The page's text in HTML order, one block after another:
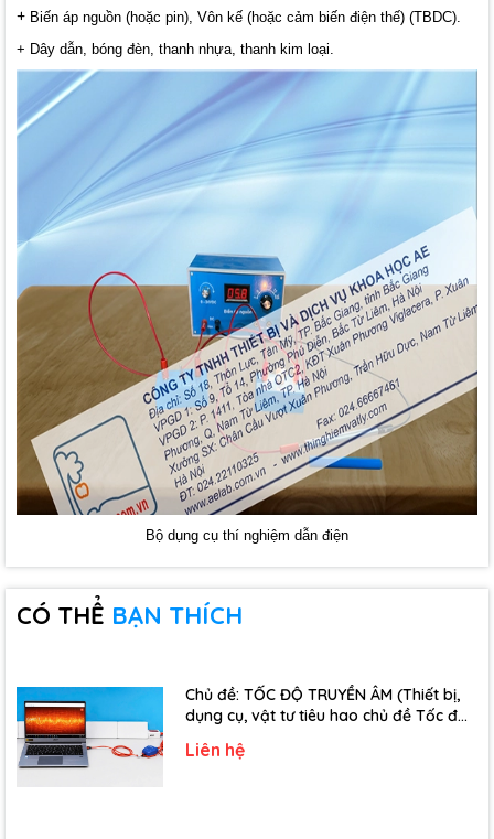
+ Biến áp nguồn (hoặc pin), Vôn kế (hoặc cảm biến điện thế) (TBDC).
+ Dây dẫn, bóng đèn, thanh nhựa, thanh kim loại.
Bộ dụng cụ thí nghiệm dẫn điện
CÓ THỂ BẠN THÍCH
Chủ đề: TỐC ĐỘ TRUYỀN ÂM (Thiết bị,
dụng cụ, vật tư tiêu hao chủ đề Tốc độ
Liên hệ